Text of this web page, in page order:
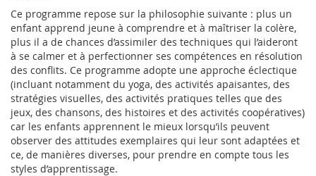
Ce programme repose sur la philosophie suivante : plus un
enfant apprend jeune à comprendre et à maîtriser la colère,
plus il a de chances d’assimiler des techniques qui l’aideront
à se calmer et à perfectionner ses compétences en résolution
des conflits. Ce programme adopte une approche éclectique
(incluant notamment du yoga, des activités apaisantes, des
stratégies visuelles, des activités pratiques telles que des
jeux, des chansons, des histoires et des activités coopératives)
car les enfants apprennent le mieux lorsqu’ils peuvent
observer des attitudes exemplaires qui leur sont adaptées et
ce, de manières diverses, pour prendre en compte tous les
styles d’apprentissage.